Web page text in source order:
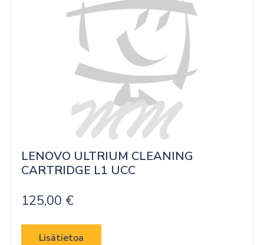
LENOVO ULTRIUM CLEANING
CARTRIDGE L1 UCC
125,00 €
Lisätietoa